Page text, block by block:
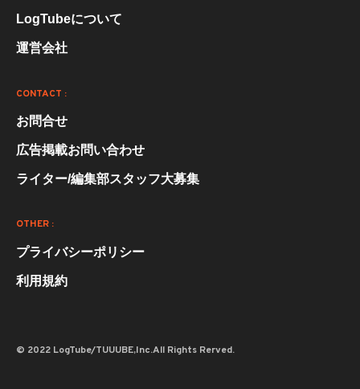
LogTubeについて
運営会社
CONTACT :
お問合せ
広告掲載お問い合わせ
ライター/編集部スタッフ大募集
OTHER :
プライバシーポリシー
利用規約
© 2022 LogTube/TUUUBE,Inc.All Rights Rerved.